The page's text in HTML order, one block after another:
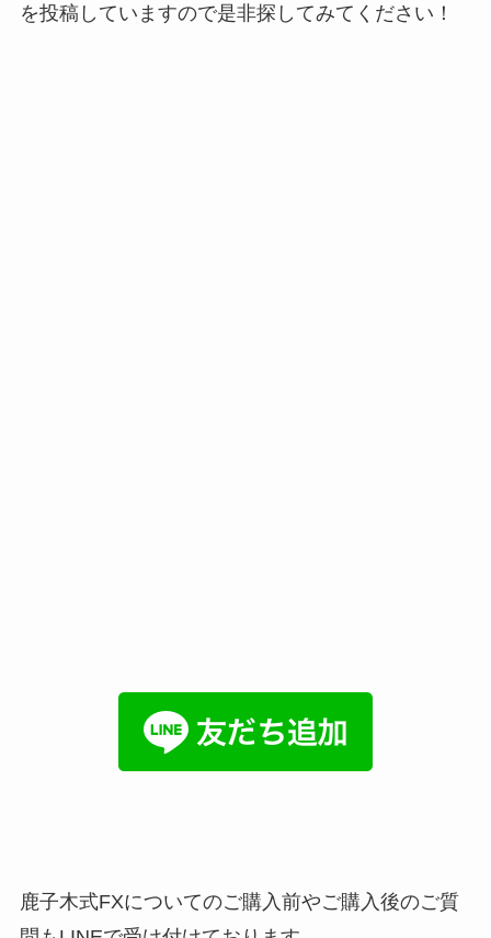
を投稿していますので是非探してみてください！
鹿子木式FXについてのご購入前やご購入後のご質